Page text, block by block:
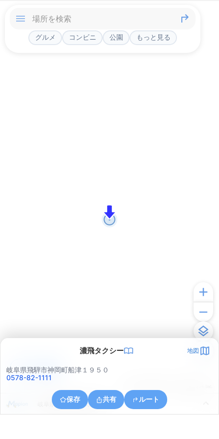
グルメ コンビニ 公園 もっと見る
濃飛タクシー 地図
岐阜県飛騨市神岡町船津１９５０
0578-82-1111
保存 共有 ルート
岐阜県飛騨市神岡町船津
アプリで見る